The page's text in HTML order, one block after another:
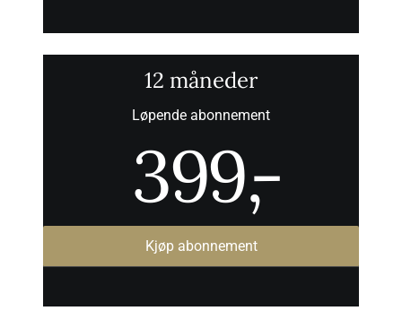
12 måneder
Løpende abonnement
399,-
Kjøp abonnement